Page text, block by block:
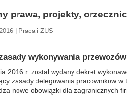
prawa, projekty,
| Praca i ZUS
wykonywania
2016 r. został wydany dekret
zasady delegowania pracowników
nowe obowiązki dla zagranicznych